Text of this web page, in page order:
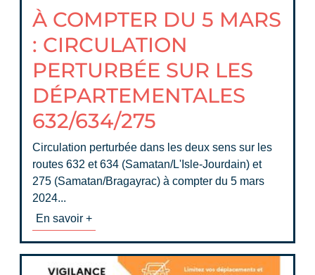
À COMPTER DU 5 MARS
: CIRCULATION
PERTURBÉE SUR LES
DÉPARTEMENTALES
632/634/275
Circulation perturbée dans les deux sens sur les
routes 632 et 634 (Samatan/L'Isle-Jourdain) et
275 (Samatan/Bragayrac) à compter du 5 mars
2024...
En savoir +